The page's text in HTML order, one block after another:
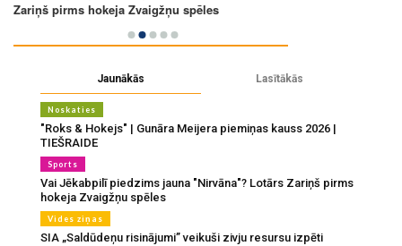
Jaunākās Lasītākās
Noskaties
"Roks & Hokejs" | Gunāra Meijera piemiņas kauss 2026 |
TIEŠRAIDE
Sports
Vai Jēkabpilī piedzims jauna "Nirvāna"? Lotārs Zariņš pirms
hokeja Zvaigžņu spēles
Vides ziņas
SIA „Saldūdeņu risinājumi” veikuši zivju resursu izpēti